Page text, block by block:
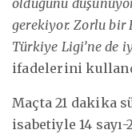
gerekiyor. Zorlu bir
Türkiye Ligi’ne de
ifadelerini
Maçta 21 dakika
isabetiyle 14